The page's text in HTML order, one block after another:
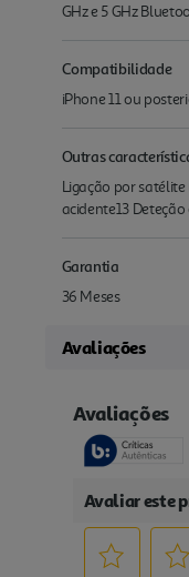
GHz e 5 GHz
Compatibilidade
iPhone 11 ou
Outras
Ligação por
acidente13
Garantia
36 Meses
Avaliações